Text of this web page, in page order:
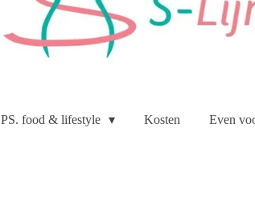
PS. food & lifestyle Kosten Even